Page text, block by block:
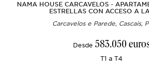
NAMA HOUSE CARCAVELOS -
ESTRELLAS CON ACCESO A
Carcavelos e Parede, Cascais,
Desde 583.050
T1 a T4